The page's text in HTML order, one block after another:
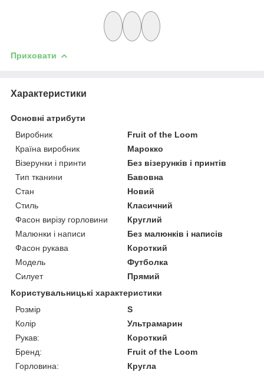
Приховати
Характеристики
Основні атрибути
Виробник
Fruit of the Loom
Країна виробник
Марокко
Візерунки і принти
Без візерунків і принтів
Тип тканини
Бавовна
Стан
Новий
Стиль
Класичний
Фасон вирізу горловини
Круглий
Малюнки і написи
Без малюнків і написів
Фасон рукава
Короткий
Модель
Футболка
Силует
Прямий
Користувальницькі характеристики
Розмір
S
Колір
Ультрамарин
Рукав:
Короткий
Бренд:
Fruit of the Loom
Горловина:
Кругла